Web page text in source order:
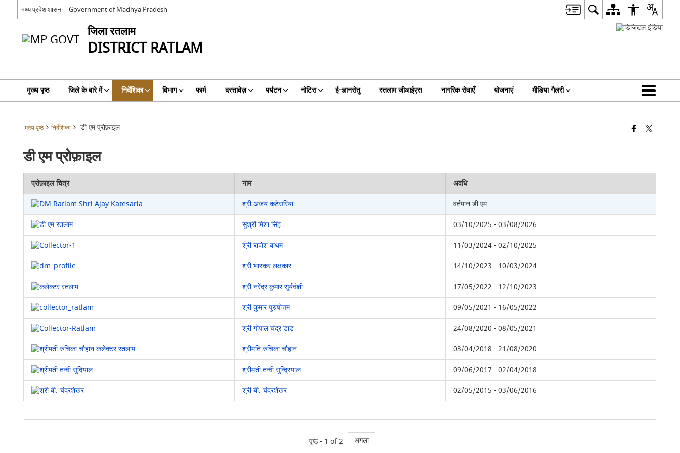
मध्य प्रदेश शासन Government of Madhya Pradesh
जिला रतलाम
DISTRICT RATLAM
मुख्य पृष्ठ जिले के बारे में निर्देशिका विभाग फार्म दस्तावेज़ पर्यटन नोटिस ई-ज्ञानसेतु रतलाम जीआईएस नागरिक सेवाएँ योजनाएं मीडिया गैलरी
मुख्य पृष्ठ निर्देशिका डी एम प्रोफ़ाइल
डी एम प्रोफ़ाइल
प्रोफ़ाइल चित्र नाम
अवधि
श्री अजय कटेसरिया
वर्तमान डी.एम.
सुश्री मिशा सिंह
03/10/2025 - 03/08/2026
श्री राजेश बाथम
11/03/2024 - 02/10/2025
श्री भास्कर लक्षकार
14/10/2023 - 10/03/2024
श्री नरेंद्र कुमार सूर्यवंशी
17/05/2022 - 12/10/2023
श्री कुमार पुरुषोत्तम
09/05/2021 - 16/05/2022
श्री गोपाल चंद्र डाड
24/08/2020 - 08/05/2021
श्रीमति रुचिका चौहान
03/04/2018 - 21/08/2020
श्रीमती तन्वी सुन्द्रियाल
09/06/2017 - 02/04/2018
श्री बी. चंद्रशेखर
02/05/2015 - 03/06/2016
पृष्ठ - 1 of 2 अगला